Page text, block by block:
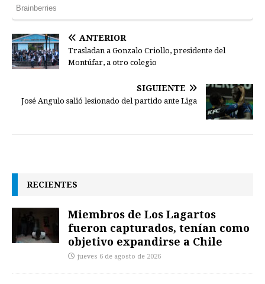
ANTERIOR
Trasladan a Gonzalo Criollo, presidente del
Montúfar, a otro colegio
SIGUIENTE
José Angulo salió lesionado del partido ante Liga
RECIENTES
Miembros de Los Lagartos
fueron capturados, tenían como
objetivo expandirse a Chile
jueves 6 de agosto de 2026